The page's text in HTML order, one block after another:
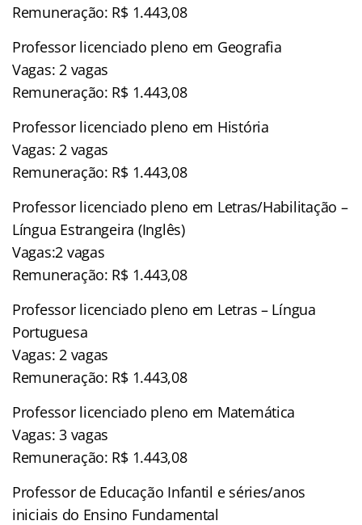
Remuneração: R$ 1.443,08
Professor licenciado pleno em Geografia
Vagas: 2 vagas
Remuneração: R$ 1.443,08
Professor licenciado pleno em História
Vagas: 2 vagas
Remuneração: R$ 1.443,08
Professor licenciado pleno em Letras/Habilitação –
Língua Estrangeira (Inglês)
Vagas:2 vagas
Remuneração: R$ 1.443,08
Professor licenciado pleno em Letras – Língua
Portuguesa
Vagas: 2 vagas
Remuneração: R$ 1.443,08
Professor licenciado pleno em Matemática
Vagas: 3 vagas
Remuneração: R$ 1.443,08
Professor de Educação Infantil e séries/anos
iniciais do Ensino Fundamental